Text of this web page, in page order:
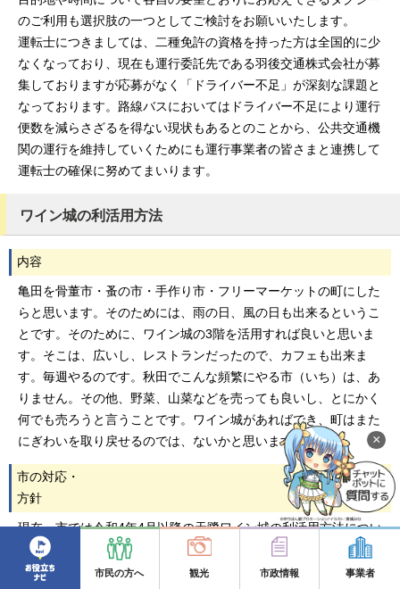
市民の方へ 観光 市政情報 事業者
のご利用も選択肢の一つとしてご検討をお願いいたします。
運転士につきましては、二種免許の資格を持った方は全国的に少
なくなっており、現在も運行委託先である羽後交通株式会社が募
集しておりますが応募がなく「ドライバー不足」が深刻な課題と
なっております。路線バスにおいてはドライバー不足により運行
便数を減らさざるを得ない現状もあるとのことから、公共交通機
関の運行を維持していくためにも運行事業者の皆さまと連携して
運転士の確保に努めてまいります。
ワイン城の利活用方法
内容
亀田を骨董市・蚤の市・手作り市・フリーマーケットの町にした
らと思います。そのためには、雨の日、風の日も出来るというこ
とです。そのために、ワイン城の3階を活用すれば良いと思いま
す。そこは、広いし、レストランだったので、カフェも出来ま
す。毎週やるのです。秋田でこんな頻繁にやる市（いち）は、あ
りません。その他、野菜、山菜などを売っても良いし、とにかく
何でも売ろうと言うことです。ワイン城があればでき、町はまた
にぎわいを取り戻せるのでは、ないかと思います。
市の対応・
方針
現在、市では令和4年4月以降の天鷺ワイン城の利活用方法につい
て広く公募をしながら検討しております。公募の考え方といたし
ましては、施設を維持管理していくためには多額の費用を要する
×